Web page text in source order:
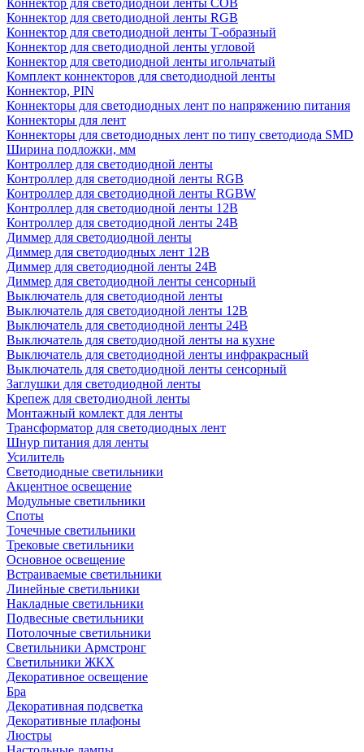
Коннектор для светодиодной ленты COB
Коннектор для светодиодной ленты RGB
Коннектор для светодиодной ленты Т-образный
Коннектор для светодиодной ленты угловой
Коннектор для светодиодной ленты игольчатый
Комплект коннекторов для светодиодной ленты
Коннектор, PIN
Коннекторы для светодиодных лент по напряжению питания
Коннекторы для лент
Коннекторы для светодиодных лент по типу светодиода SMD
Ширина подложки, мм
Контроллер для светодиодной ленты
Контроллер для светодиодной ленты RGB
Контроллер для светодиодной ленты RGBW
Контроллер для светодиодной ленты 12В
Контроллер для светодиодной ленты 24В
Диммер для светодиодной ленты
Диммер для светодиодных лент 12В
Диммер для светодиодной ленты 24В
Диммер для светодиодной ленты сенсорный
Выключатель для светодиодной ленты
Выключатель для светодиодной ленты 12В
Выключатель для светодиодной ленты 24В
Выключатель для светодиодной ленты на кухне
Выключатель для светодиодной ленты инфракрасный
Выключатель для светодиодной ленты сенсорный
Заглушки для светодиодной ленты
Крепеж для светодиодной ленты
Монтажный комлект для ленты
Трансформатор для светодиодных лент
Шнур питания для ленты
Усилитель
Светодиодные светильники
Акцентное освещение
Модульные светильники
Споты
Точечные светильники
Трековые светильники
Основное освещение
Встраиваемые светильники
Линейные светильники
Накладные светильники
Подвесные светильники
Потолочные светильники
Светильники Армстронг
Светильники ЖКХ
Декоративное освещение
Бра
Декоративная подсветка
Декоративные плафоны
Люстры